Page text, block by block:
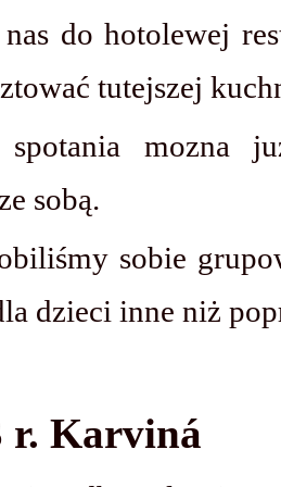
nas do hotolewej
tutejszej
spotania mozna
sobą.
sobie
dzieci inne niż
r. Karviná